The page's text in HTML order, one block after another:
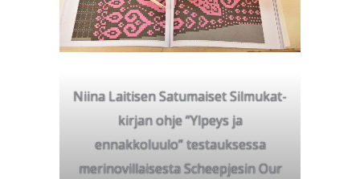
Niina Laitisen Satumaiset Silmukat-
kirjan ohje ”Ylpeys ja
ennakkoluulo” testauksessa
merinovillaisesta Scheepjesin Our